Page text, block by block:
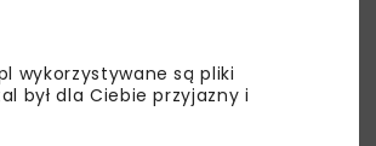
wykorzystywane są pliki
był dla Ciebie przyjazny i